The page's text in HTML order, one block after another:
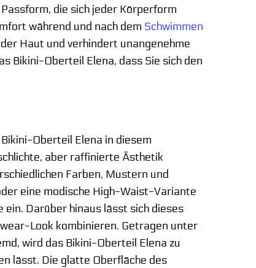
die sich jeder Körperform
während und nach dem Schwimmen
Haut und verhindert unangenehme
Bikini-Oberteil Elena, dass Sie sich den
Oberteil Elena in diesem
aber raffinierte Ästhetik
Farben, Mustern und
eine modische High-Waist-Variante
Darüber hinaus lässt sich dieses
Look kombinieren. Getragen unter
wird das Bikini-Oberteil Elena zu
lässt. Die glatte Oberfläche des